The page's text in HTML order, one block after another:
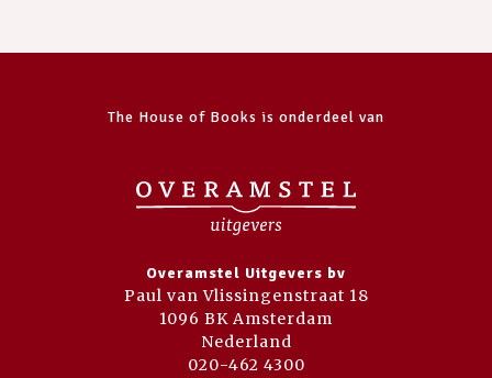
The House of Books is onderdeel van
Overamstel Uitgevers bv
Paul van Vlissingenstraat 18
1096 BK Amsterdam
Nederland
020-462 4300